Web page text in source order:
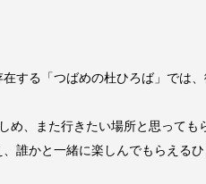
する「つばめの杜ひろば」では
、また行きたい場所と思って
誰かと一緒に楽しんでもらえるひ